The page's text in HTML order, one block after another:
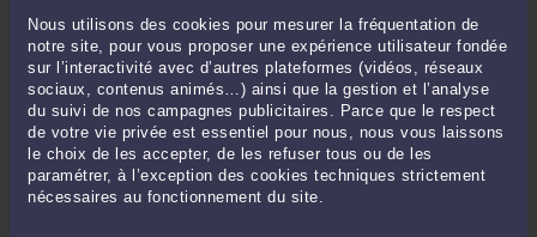
Nous utilisons des cookies pour mesurer la fréquentation de
notre site, pour vous proposer une expérience utilisateur fondée
sur l’interactivité avec d’autres plateformes (vidéos, réseaux
sociaux, contenus animés…) ainsi que la gestion et l’analyse
du suivi de nos campagnes publicitaires. Parce que le respect
de votre vie privée est essentiel pour nous, nous vous laissons
le choix de les accepter, de les refuser tous ou de les
paramétrer, à l’exception des cookies techniques strictement
nécessaires au fonctionnement du site.
Procédure de contestation d'une procédure disciplinaire
(avertissement, mise à pied,...)
0 à 0 €
Prendre RDV >